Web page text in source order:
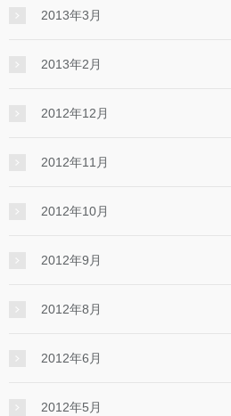
2013年3月
2013年2月
2012年12月
2012年11月
2012年10月
2012年9月
2012年8月
2012年6月
2012年5月